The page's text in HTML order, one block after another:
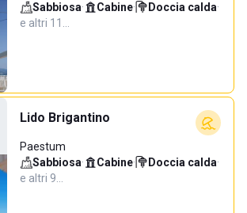
Sabbiosa· Cabine· Doccia calda·
e altri 11…
Lido Brigantino
Paestum
Sabbiosa· Cabine· Doccia calda·
e altri 9…